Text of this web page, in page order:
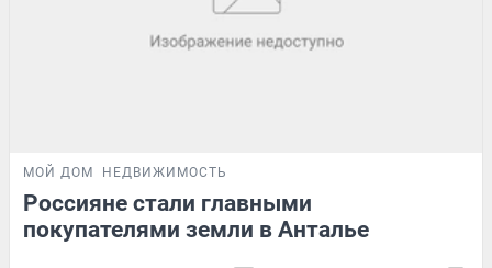
МОЙ ДОМ НЕДВИЖИМОСТЬ
Россияне стали главными
покупателями земли в Анталье